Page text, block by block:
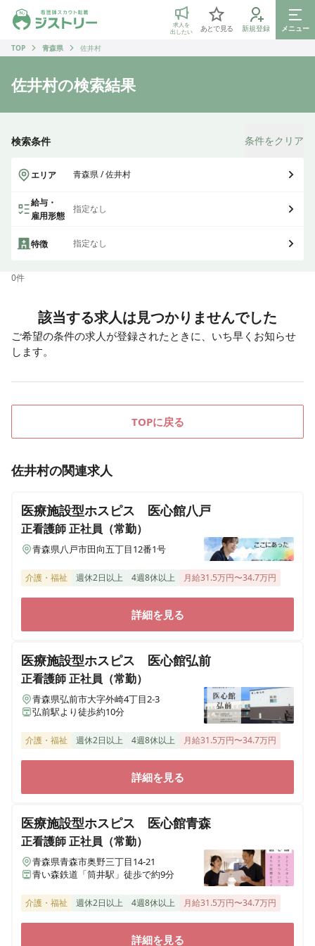
ジストリー 看護師の転職マッチング
求人を
出したい
あとで見る 新規登録
メニュー
TOP
青森県 佐井村
佐井村の検索結果
検索条件 条件をクリア
エリア 青森県 / 佐井村
給与・
雇用形態
指定なし
特徴 指定なし
0件
該当する求人は見つかりませんでした
ご希望の条件の求人が登録されたときに、いち早くお知らせ
します。
TOPに戻る
佐井村の関連求人
医療施設型ホスピス 医心館八戸
正看護師正社員（常勤）
青森県八戸市田向五丁目12番1号
介護・福祉 週休2日以上 4週8休以上 月給31.5万円〜34.7万円
詳細を見る
医療施設型ホスピス 医心館弘前
正看護師正社員（常勤）
青森県弘前市大字外崎4丁目2-3
弘前駅より徒歩約10分
介護・福祉 週休2日以上 4週8休以上 月給31.5万円〜34.7万円
詳細を見る
医療施設型ホスピス 医心館青森
正看護師正社員（常勤）
青森県青森市奥野三丁目14-21
青い森鉄道「筒井駅」徒歩で約9分
介護・福祉 週休2日以上 4週8休以上 月給31.5万円〜34.7万円
詳細を見る